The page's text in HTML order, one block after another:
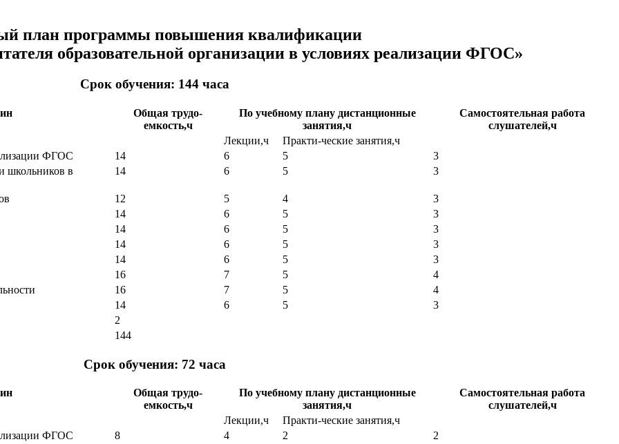
план программы повышения квалификации
образовательной организации в условиях реализации ФГОС»
Срок обучения: 144 часа
Общая трудо-
емкость,ч
По учебному плану дистанционные
занятия,ч
Самостоятельная работа
слушателей,ч
Лекции,ч
Практи-ческие занятия,ч
ФГОС 14 6 5
3
школьников в
14 6 5 3
12 5 4
3
14 6 5
3
14 6 5
3
14 6 5
3
14 6 5
3
16 7 5
4
16 7 5
4
14 6 5
3
2
144
Срок обучения: 72 часа
Общая трудо-
емкость,ч
По учебному плану дистанционные
занятия,ч
Самостоятельная работа
слушателей,ч
Лекции,ч
Практи-ческие занятия,ч
ФГОС 8 4 2
2